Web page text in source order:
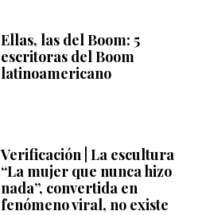
Ellas, las del Boom: 5
escritoras del Boom
latinoamericano
Verificación | La escultura
“La mujer que nunca hizo
nada”, convertida en
fenómeno viral, no existe